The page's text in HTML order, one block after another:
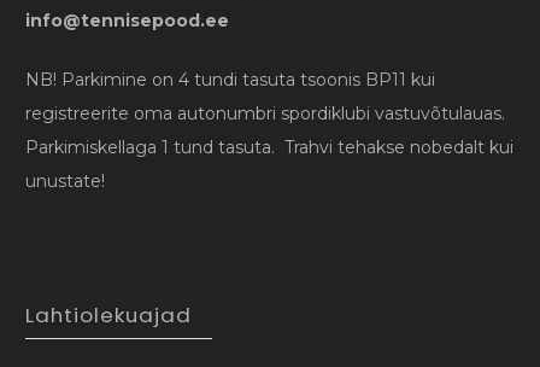
info@tennisepood.ee
NB! Parkimine on 4 tundi tasuta tsoonis BP11 kui
registreerite oma autonumbri spordiklubi vastuvõtulauas.
Parkimiskellaga 1 tund tasuta. Trahvi tehakse nobedalt kui
unustate!
Lahtiolekuajad